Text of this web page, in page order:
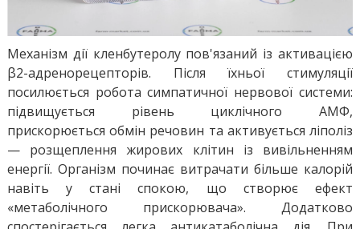
Механізм дії кленбутеролу пов'язаний із активацією
β2-адренорецепторів. Після їхньої стимуляції
посилюється робота симпатичної нервової системи:
підвищується рівень циклічного АМФ,
прискорюється обмін речовин та активується ліполіз
— розщеплення жирових клітин із вивільненням
енергії. Організм починає витрачати більше калорій
навіть у стані спокою, що створює ефект
«метаболічного прискорювача». Додатково